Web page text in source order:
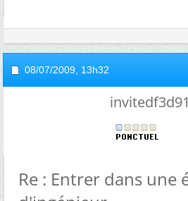
08/07/2009, 13h32
Re : Entrer dans une